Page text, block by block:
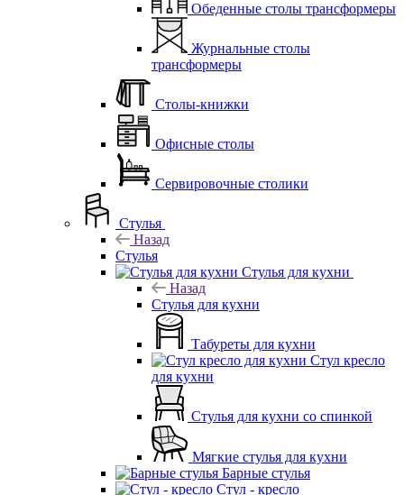
Обеденные столы трансформеры
Журнальные столы
трансформеры
Столы-книжки
Офисные столы
Сервировочные столики
Стулья
Назад
Стулья
Стулья для кухни
Назад
Стулья для кухни
Табуреты для кухни
Стул кресло
для кухни
Стулья для кухни со спинкой
Мягкие стулья для кухни
Барные стулья
Стул - кресло